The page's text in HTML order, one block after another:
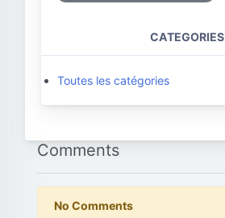
CATEGORIES
Toutes les catégories
Comments
No Comments